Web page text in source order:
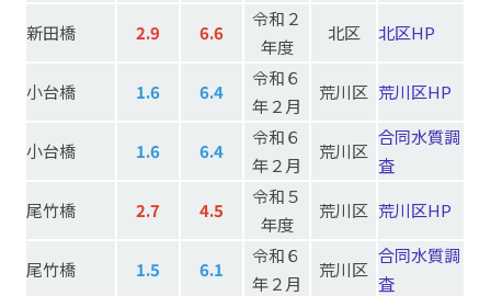
新田橋
2.9 6.6
令和２
年度
北区 北区HP
小台橋 1.6 6.4
令和６
年２月
荒川区 荒川区HP
小台橋 1.6 6.4
令和６
年２月
荒川区
合同水質調
査
尾竹橋
2.7 4.5
令和５
年度
荒川区 荒川区HP
尾竹橋 1.5 6.1
令和６
年２月
荒川区
合同水質調
査